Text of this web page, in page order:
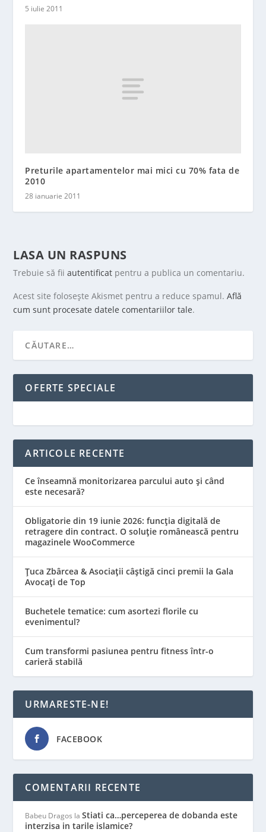
5 iulie 2011
Preturile apartamentelor mai mici cu 70% fata de
2010
28 ianuarie 2011
LASA UN RASPUNS
Trebuie să fiiautentificat pentru a publica un comentariu.
Acest site folosește Akismet pentru a reduce spamul.Află
cum sunt procesate datele comentariilor tale.
OFERTE SPECIALE
ARTICOLE RECENTE
Ce înseamnă monitorizarea parcului auto și când
este necesară?
Obligatorie din 19 iunie 2026: funcția digitală de
retragere din contract. O soluție românească pentru
magazinele WooCommerce
Țuca Zbârcea & Asociații câștigă cinci premii la Gala
Avocați de Top
Buchetele tematice: cum asortezi florile cu
evenimentul?
Cum transformi pasiunea pentru fitness într-o
carieră stabilă
URMARESTE-NE!
FACEBOOK
COMENTARII RECENTE
Babeu Dragos laStiati ca…perceperea de dobanda este
interzisa in tarile islamice?